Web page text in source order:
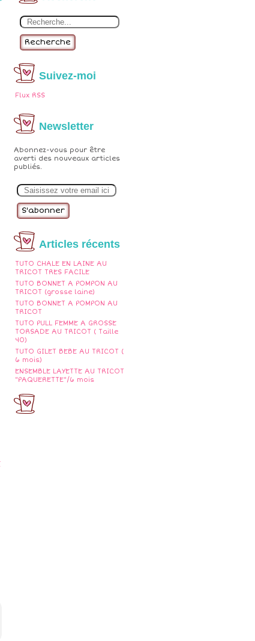
Recherche
Suivez-moi
Flux RSS
Newsletter
Abonnez-vous pour être
averti des nouveaux articles
publiés.
m
Articles récents
TUTO CHALE EN LAINE AU
TRICOT TRES FACILE
TUTO BONNET A POMPON AU
TRICOT (grosse laine)
TUTO BONNET A POMPON AU
TRICOT
TUTO PULL FEMME A GROSSE
TORSADE AU TRICOT ( Taille
40)
TUTO GILET BEBE AU TRICOT (
6 mois)
ENSEMBLE LAYETTE AU TRICOT
"PAQUERETTE"/6 mois